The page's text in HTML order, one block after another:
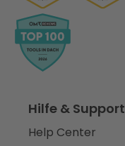
Hilfe & Support
Help Center